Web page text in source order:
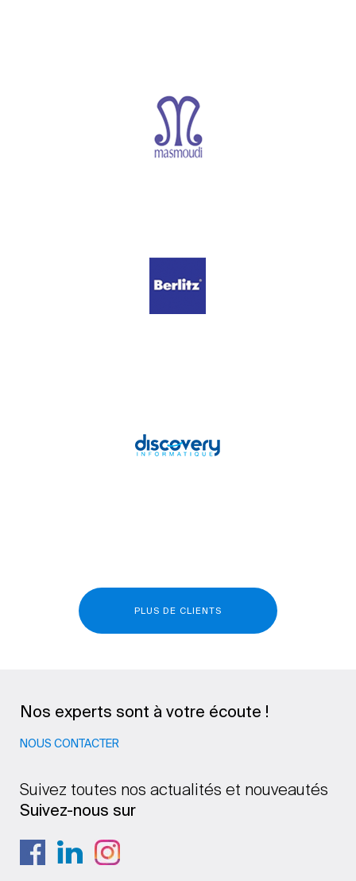
PLUS DE CLIENTS
Nos experts sont à votre écoute !
NOUS CONTACTER
Suivez toutes nos actualités et nouveautés
Suivez-nous sur